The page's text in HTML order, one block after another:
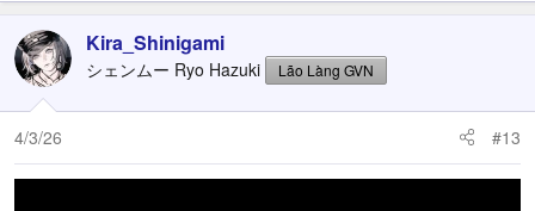
Kira_Shinigami
シェンムー Ryo Hazuki Lão Làng GVN
4/3/26 #13